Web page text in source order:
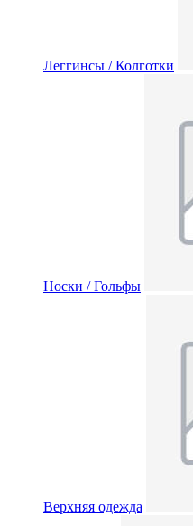
Леггинсы / Колготки
Носки / Гольфы
Верхняя одежда